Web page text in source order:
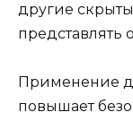
другие
представлять
Применение
повышает